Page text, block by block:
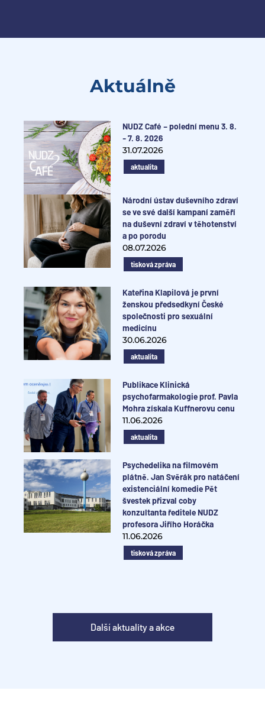
Aktuálně
NUDZ Café – polední menu 3. 8.
- 7. 8. 2026
31.07.2026
aktualita
Národní ústav duševního zdraví
se ve své další kampaní zaměří
na duševní zdraví v těhotenství
a po porodu
08.07.2026
tisková zpráva
Kateřina Klapilová je první
ženskou předsedkyní České
společnosti pro sexuální
medicínu
30.06.2026
aktualita
Publikace Klinická
psychofarmakologie prof. Pavla
Mohra získala Kuffnerovu cenu
11.06.2026
aktualita
Psychedelika na filmovém
plátně. Jan Svěrák pro natáčení
existenciální komedie Pět
švestek přizval coby
konzultanta ředitele NUDZ
profesora Jiřího Horáčka
11.06.2026
tisková zpráva
Další aktuality a akce